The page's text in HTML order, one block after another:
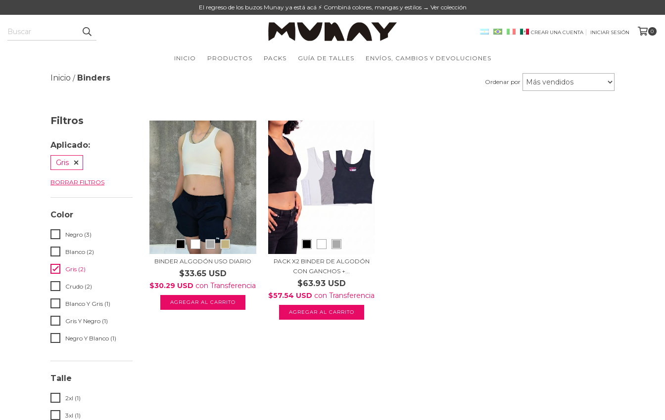
El regreso de los buzos Munay ya está acá ⚡ Combiná colores, mangas y estilos → Ver colección
CREAR UNA CUENTA INICIAR SESIÓN 0
INICIO PRODUCTOS PACKS GUÍA DE TALLES ENVÍOS, CAMBIOS Y DEVOLUCIONES
Inicio / Binders Ordenar por
Filtros
Aplicado:
Gris
BORRAR FILTROS
Color
Negro (3)
Blanco (2)
Gris (2)
Crudo (2)
Blanco Y Gris (1)
Gris Y Negro (1)
Negro Y Blanco (1)
Talle
2xl (1)
3xl (1)
BINDER ALGODÓN USO DIARIO
$33.65 USD
$30.29 USD con Transferencia
AGREGAR AL CARRITO
PACK X2 BINDER DE ALGODÓN
CON GANCHOS +...
$63.93 USD
$57.54 USD con Transferencia
AGREGAR AL CARRITO